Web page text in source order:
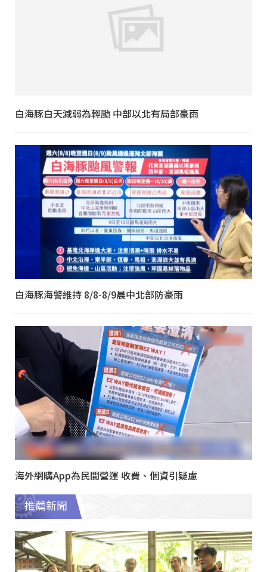
白海豚白天減弱為輕颱 中部以北有局部豪雨
白海豚海警維持 8/8-8/9晨中北部防豪雨
海外網購App為民間營運 收費、個資引疑慮
推薦新聞